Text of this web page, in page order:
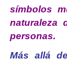
símbolos
naturaleza
personas.
Más allá